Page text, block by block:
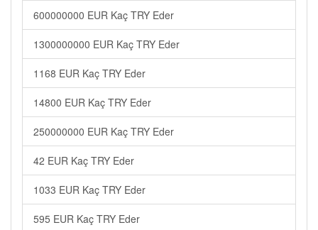
600000000 EUR Kaç TRY Eder
1300000000 EUR Kaç TRY Eder
1168 EUR Kaç TRY Eder
14800 EUR Kaç TRY Eder
250000000 EUR Kaç TRY Eder
42 EUR Kaç TRY Eder
1033 EUR Kaç TRY Eder
595 EUR Kaç TRY Eder